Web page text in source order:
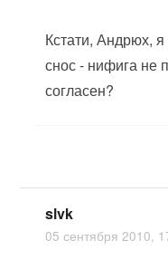
Кстати, Андрюх,
снос - нифига не
согласен?
slvk
05 сентября 2010,